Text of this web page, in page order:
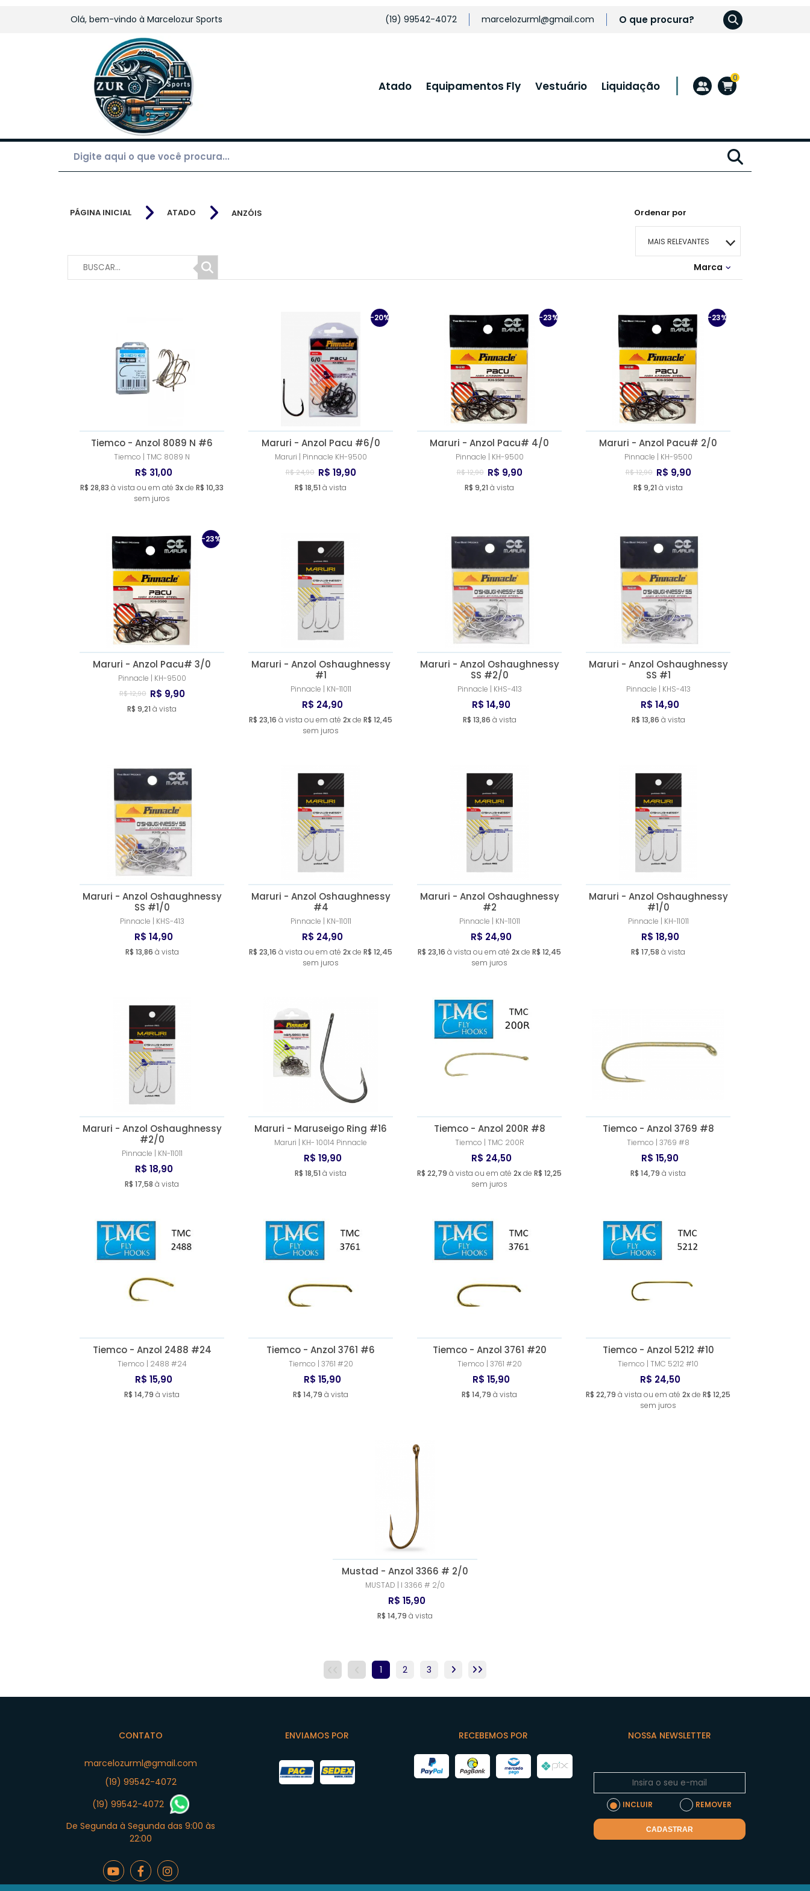
Olá, bem-vindo à Marcelozur Sports (19) 99542-4072 marcelozurml@gmail.com
Atado Equipamentos Fly Vestuário Liquidação
0
PÁGINA INICIAL ATADO ANZÓIS Ordenar por
MAIS RELEVANTES
MAIS VENDIDOS
MAIOR PREÇO
A - Z
Marca
Tiemco - Anzol 8089 N #6
Tiemco | TMC 8089 N
R$ 31,00
R$ 28,83 à vista ou em até 3xde R$ 10,33
sem juros
-20%
Maruri - Anzol Pacu #6/0
Maruri | Pinnacle KH-9500
R$ 24,90 R$ 19,90
R$ 18,51 à vista
-23%
Maruri - Anzol Pacu# 4/0
Pinnacle | KH-9500
R$ 12,90 R$ 9,90
R$ 9,21 à vista
-23%
Maruri - Anzol Pacu# 2/0
Pinnacle | KH-9500
R$ 12,90 R$ 9,90
R$ 9,21 à vista
-23%
Maruri - Anzol Pacu# 3/0
Pinnacle | KH-9500
R$ 12,90 R$ 9,90
R$ 9,21 à vista
Maruri - Anzol Oshaughnessy
#1
Pinnacle | KN-11011
R$ 24,90
R$ 23,16 à vista ou em até 2xde R$ 12,45
sem juros
Maruri - Anzol Oshaughnessy
SS #2/0
Pinnacle | KHS-413
R$ 14,90
R$ 13,86 à vista
Maruri - Anzol Oshaughnessy
SS #1
Pinnacle | KHS-413
R$ 14,90
R$ 13,86 à vista
Maruri - Anzol Oshaughnessy
SS #1/0
Pinnacle | KHS-413
R$ 14,90
R$ 13,86 à vista
Maruri - Anzol Oshaughnessy
#4
Pinnacle | KN-11011
R$ 24,90
R$ 23,16 à vista ou em até 2xde R$ 12,45
sem juros
Maruri - Anzol Oshaughnessy
#2
Pinnacle | KN-11011
R$ 24,90
R$ 23,16 à vista ou em até 2xde R$ 12,45
sem juros
Maruri - Anzol Oshaughnessy
#1/0
Pinnacle | KH-11011
R$ 18,90
R$ 17,58 à vista
Maruri - Anzol Oshaughnessy
#2/0
Pinnacle | KN-11011
R$ 18,90
R$ 17,58 à vista
Maruri - Maruseigo Ring #16
Maruri | KH- 10014 Pinnacle
R$ 19,90
R$ 18,51 à vista
Tiemco - Anzol 200R #8
Tiemco | TMC 200R
R$ 24,50
R$ 22,79 à vista ou em até 2xde R$ 12,25
sem juros
Tiemco - Anzol 3769 #8
Tiemco | 3769 #8
R$ 15,90
R$ 14,79 à vista
Tiemco - Anzol 2488 #24
Tiemco | 2488 #24
R$ 15,90
R$ 14,79 à vista
Tiemco - Anzol 3761 #6
Tiemco | 3761 #20
R$ 15,90
R$ 14,79 à vista
Tiemco - Anzol 3761 #20
Tiemco | 3761 #20
R$ 15,90
R$ 14,79 à vista
Tiemco - Anzol 5212 #10
Tiemco | TMC 5212 #10
R$ 24,50
R$ 22,79 à vista ou em até 2xde R$ 12,25
sem juros
Mustad - Anzol 3366 # 2/0
MUSTAD | l 3366 # 2/0
R$ 15,90
R$ 14,79 à vista
1 2 3
CONTATO
marcelozurml@gmail.com
(19) 99542-4072
(19) 99542-4072
De Segunda à Segunda das 9:00 às
22:00
ENVIAMOS POR RECEBEMOS POR NOSSA NEWSLETTER
INCLUIR REMOVER
CADASTRAR